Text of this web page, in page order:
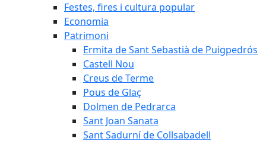
Festes, fires i cultura popular
Economia
Patrimoni
Ermita de Sant Sebastià de Puigpedrós
Castell Nou
Creus de Terme
Pous de Glaç
Dolmen de Pedrarca
Sant Joan Sanata
Sant Sadurní de Collsabadell